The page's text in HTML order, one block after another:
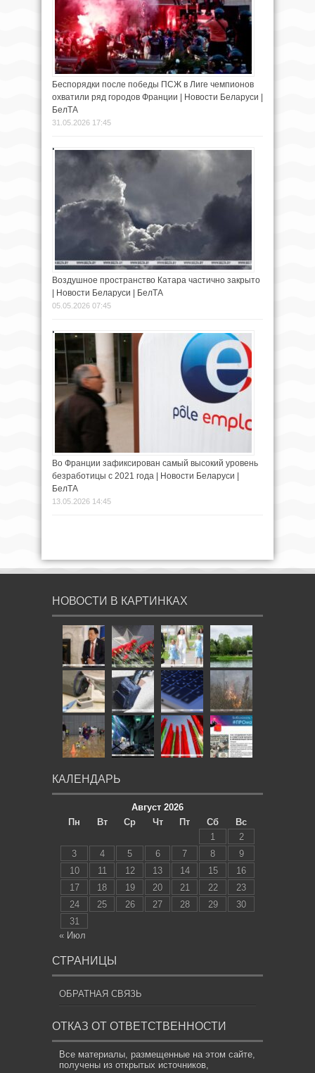
Беспорядки после победы ПСЖ в Лиге чемпионов
охватили ряд городов Франции | Новости Беларуси |
БелТА
31.05.2026 17:45
Воздушное пространство Катара частично закрыто
| Новости Беларуси | БелТА
05.05.2026 07:45
Во Франции зафиксирован самый высокий уровень
безработицы с 2021 года | Новости Беларуси |
БелТА
13.05.2026 14:45
НОВОСТИ В КАРТИНКАХ
КАЛЕНДАРЬ
Август 2026
Пн
Вт Ср Чт Пт Сб
Вс
1
2
3
4 5 6 7 8
9
10
11 12 13 14 15
16
17
18 19 20 21 22
23
24
25 26 27 28 29
30
31
« Июл
СТРАНИЦЫ
ОБРАТНАЯ СВЯЗЬ
ОТКАЗ ОТ ОТВЕТСТВЕННОСТИ
Все материалы, размещенные на этом сайте,
получены из открытых источников,